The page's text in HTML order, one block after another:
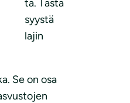
ta. Tästä
syystä
lajin
Se on osa